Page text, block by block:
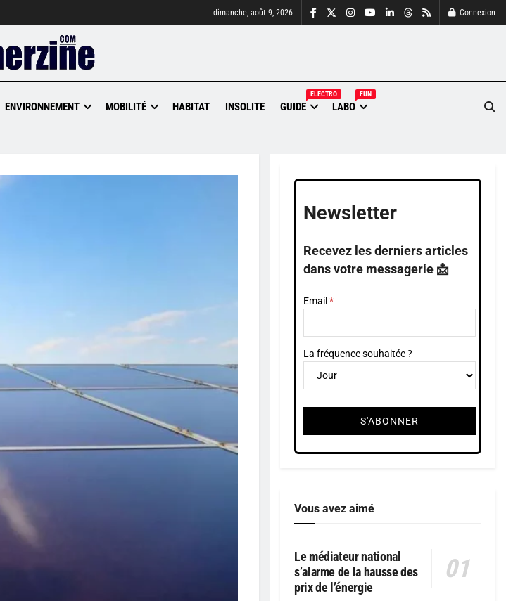
dimanche, août 9, 2026 Connexion
ENVIRONNEMENT MOBILITÉ HABITAT INSOLITE GUIDE
ELECTRO
LABO
FUN
Newsletter
Recevez les derniers articles
dans votre messagerie 📩
Email
La fréquence souhaitée ?
Vous avez aimé
Le médiateur national
s’alarme de la hausse des
prix de l’énergie